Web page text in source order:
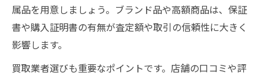
属品を用意しましょう。ブランド品や高額商品は、保証
書や購入証明書の有無が査定額や取引の信頼性に大きく
影響します。
買取業者選びも重要なポイントです。店舗の口コミや評